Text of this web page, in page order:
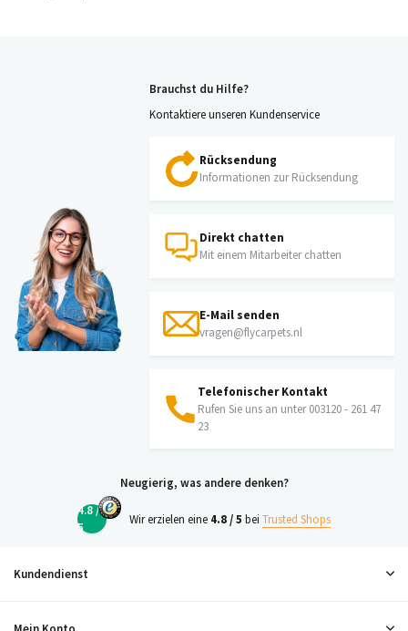
Brauchst du Hilfe?
Kontaktiere unseren Kundenservice
Rücksendung
Informationen zur Rücksendung
Direkt chatten
Mit einem Mitarbeiter chatten
E-Mail senden
vragen@flycarpets.nl
Telefonischer Kontakt
Rufen Sie uns an unter 003120 - 261 47
23
Neugierig, was andere denken?
4.8 /
5
Wir erzielen eine 4.8 / 5 bei Trusted Shops
Kundendienst